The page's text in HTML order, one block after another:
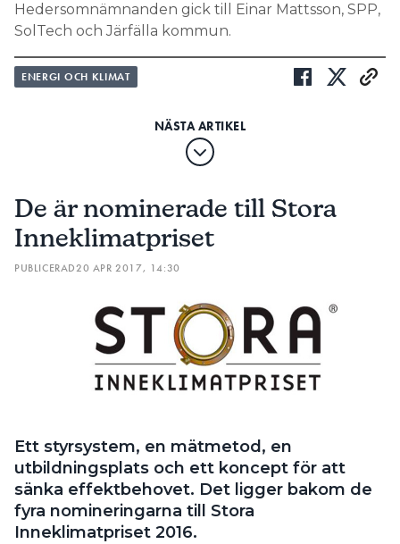
Hedersomnämnanden gick till Einar Mattsson, SPP,
SolTech och Järfälla kommun.
ENERGI OCH KLIMAT
De är nominerade till Stora
Inneklimatpriset
PUBLICERAD20 APR 2017, 14:30
Ett styrsystem, en mätmetod, en
utbildningsplats och ett koncept för att
sänka effektbehovet. Det ligger bakom de
fyra nomineringarna till Stora
Inneklimatpriset 2016.